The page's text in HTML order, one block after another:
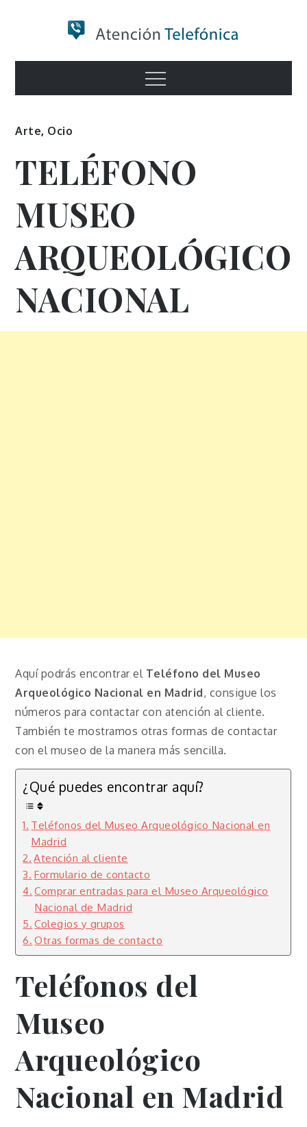
Numero de
Información
Menu
Arte, Ocio
TELÉFONO
MUSEO
ARQUEOLÓGICO
NACIONAL
Aquí podrás encontrar el Teléfono del Museo
Arqueológico Nacional en Madrid, consigue los
números para contactar con atención al cliente.
También te mostramos otras formas de contactar
con el museo de la manera más sencilla.
¿Qué puedes encontrar aquí?
Teléfonos del Museo Arqueológico Nacional en
Madrid
Atención al cliente
Formulario de contacto
Comprar entradas para el Museo Arqueológico
Nacional de Madrid
Colegios y grupos
Otras formas de contacto
Teléfonos del
Museo
Arqueológico
Nacional en Madrid